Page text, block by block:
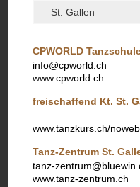
CPWORLD
info@cpworld.ch
www.cpworld.ch
freischaffend Kt. St.
www.tanzkurs.ch/
Tanz-Zentrum St.
tanz-
www.tanz-zentrum.ch